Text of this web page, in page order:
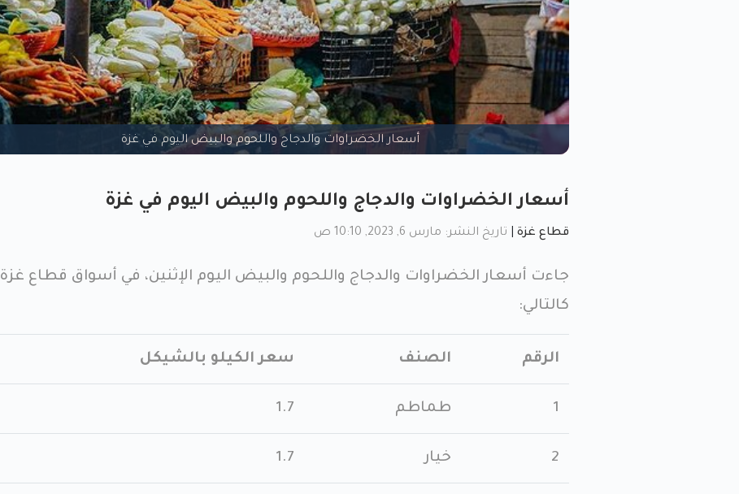
أسعار الخضراوات والدجاج واللحوم والبيض اليوم في غزة
أسعار الخضراوات والدجاج واللحوم والبيض اليوم في غزة
قطاع غزة تاريخ النشر: مارس 6, 2023, 10:10 ص
جاءت أسعار الخضراوات والدجاج واللحوم والبيض اليوم الإثنين، في أسواق قطاع غزة
كالتالي:
الرقم الصنف سعر الكيلو بالشيكل
1 طماطم 1.7
2 خيار 1.7